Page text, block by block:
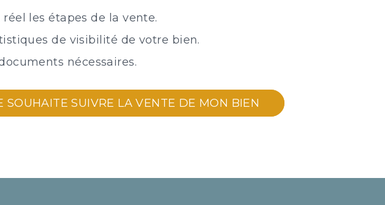
les étapes de la vente.
de visibilité de votre bien.
nécessaires.
SOUHAITE SUIVRE LA VENTE DE MON BIEN